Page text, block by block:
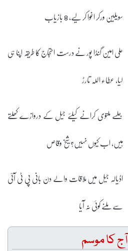
سویلین ورکر اغوا کر لیے، 8 بازیاب
علی امین گنڈا پور نے درست احتجاج کا طریقہ اپنا ہی
لیا، عطاء اللہ تارڑ
جلسے ملتوی کرانے کیلئے جیل کے دروازے کھلتے
ہیں، اب کیوں نہیں؟ شیخ وقاص
اڈیالہ جیل میں ملاقات والے دن بانی پی ٹی آئی
سے ملنے کوئی نہ آیا
آج کا موسم